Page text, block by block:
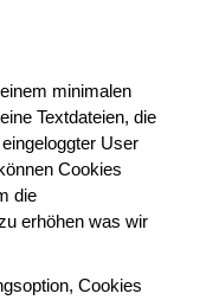
minimalen
Textdateien, die
User
Cookies
die
erhöhen was wir
Cookies